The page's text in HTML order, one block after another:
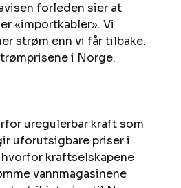
forleden sier at
«importkabler». Vi
strøm enn vi får tilbake.
i Norge.
uregulerbar kraft som
uforutsigbare priser i
kraftselskapene
vannmagasinene